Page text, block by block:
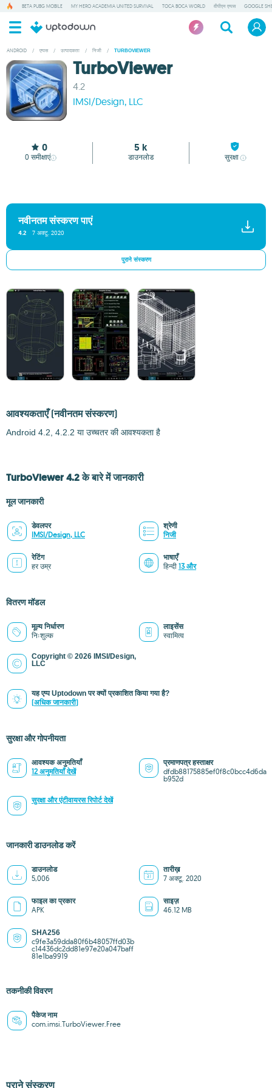
BETA PUBG MOBILE MY HERO ACADEMIA UNITED SURVIVAL TOCA BOCA WORLD वीपीएन एप्पस GOOGLE
ANDROID / एप्पस / उत्पादकता / निजी / TURBOVIEWER
TurboViewer
4.2
IMSI/Design, LLC
0
0 समीक्षाएं
5 k
डाउनलोड सुरक्षा
नवीनतम संस्करण पाएं
4.2 7 अक्टू. 2020
पुराने संस्करण
आवश्यकताएँ(नवीनतम संस्करण)
Android 4.2, 4.2.2 या उच्चतर की आवश्यकता है
TurboViewer 4.2 के बारे में जानकारी
मूल जानकारी
डेवलपर
IMSI/Design, LLC
श्रेणी
निजी
रेटिंग
हर उम्र
भाषाएँ
हिन्दी 13 और
वितरण मॉडल
मूल्य निर्धारण
निःशुल्क
लाइसेंस
स्वामित्व
Copyright © 2026 IMSI/Design,
LLC
यह एप्प Uptodown पर क्यों प्रकाशित किया गया है?
(अधिक जानकारी)
सुरक्षा और गोपनीयता
आवश्यक अनुमतियाँ
12 अनुमतियाँ देखें
प्रमाणपत्र हस्ताक्षर
dfdb88175885ef0f8c0bcc4d6da
b952d
सुरक्षा और एंटीवायरस रिपोर्ट देखें
जानकारी डाउनलोड करें
डाउनलोड
5,006
तारीख़
7 अक्टू. 2020
फाइल का प्रकार
APK
साइज़
46.12 MB
SHA256
c9fe3a59dda80f6b48057ffd03b
c14436dc2dd81e97e20a047baff
81e1ba9919
तकनीकी विवरण
पैकेज नाम
com.imsi.TurboViewer.Free
पुराने संस्करण